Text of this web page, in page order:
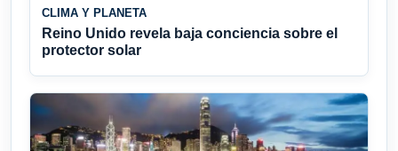
CLIMA Y PLANETA
Reino Unido revela baja conciencia sobre el
protector solar